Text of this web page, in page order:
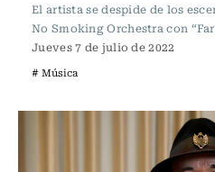
El artista se despide de los
No Smoking Orchestra con
Jueves 7 de julio de 2022
# Música